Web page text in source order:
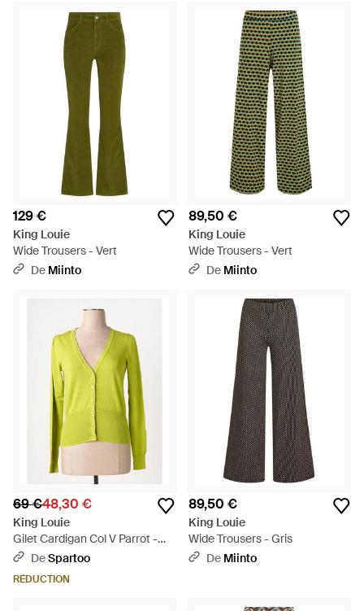
129 €
King Louie
Wide Trousers - Vert
De Miinto
89,50 €
King Louie
Wide Trousers - Vert
De Miinto
69 €48,30 €
King Louie
Gilet Cardigan Col V Parrot -
VertDeSpartoo
RÉDUCTION
89,50 €
King Louie
Wide Trousers - Gris
De Miinto